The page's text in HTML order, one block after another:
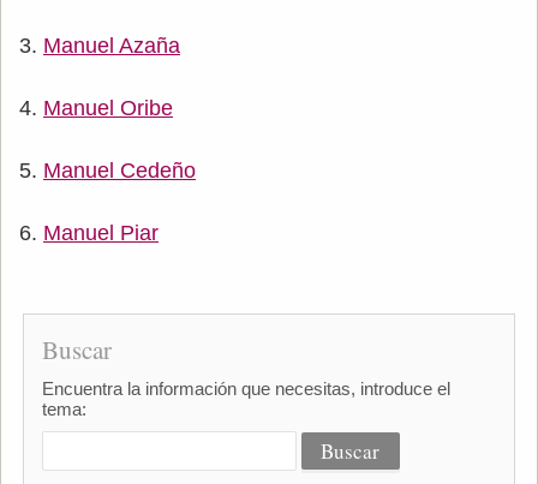
Manuel Azaña
Manuel Oribe
Manuel Cedeño
Manuel Piar
Buscar
Encuentra la información que necesitas, introduce el
tema: